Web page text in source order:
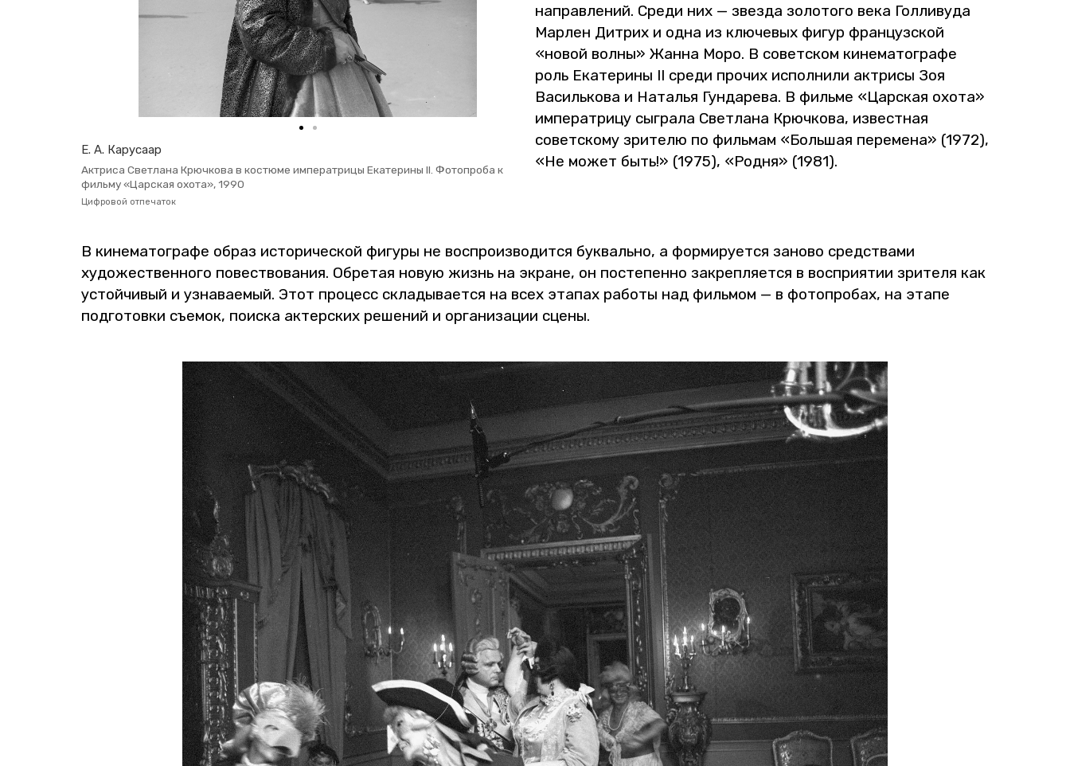
Е. А. Ка­ру­са­ар
Ак­три­са Свет­ла­на Крюч­ко­ва в ко­стю­ме им­пе­ра­три­цы Ека­те­ри­ны II. Фо­то­про­ба к
филь­му «Цар­ская охота», 1990
Циф­ро­вой от­пе­ча­ток
на­прав­ле­ний. Среди них — звез­да зо­ло­то­го века Гол­ли­ву­да
Мар­лен Дит­рих и одна из клю­че­вых фигур фран­цуз­ской
«новой волны» Жанна Моро. В со­вет­ском ки­не­ма­то­гра­фе
роль Ека­те­ри­ны II среди про­чих ис­пол­ни­ли ак­три­сы Зоя
Ва­силь­ко­ва и На­та­лья Гун­да­ре­ва. В филь­ме «Цар­ская охота»
им­пе­ра­три­цу сыг­ра­ла Свет­ла­на Крюч­ко­ва, из­вест­ная
со­вет­ско­му зри­те­лю по филь­мам «Боль­шая пе­ре­ме­на» (1972),
«Не может быть!» (1975), «Родня» (1981).
В ки­не­ма­то­гра­фе образ ис­то­ри­че­ской фи­гу­ры не вос­про­из­во­дит­ся бук­валь­но, а фор­ми­ру­ет­ся за­но­во сред­ства­ми
ху­до­же­ствен­но­го по­вест­во­ва­ния. Об­ре­тая новую жизнь на экране, он по­сте­пен­но за­креп­ля­ет­ся в вос­при­я­тии зри­те­ля как
устой­чи­вый и узна­ва­е­мый. Этот про­цесс скла­ды­ва­ет­ся на всех эта­пах ра­бо­ты над филь­мом — в фо­то­про­бах, на этапе
под­го­тов­ки съе­мок, по­ис­ка ак­тер­ских ре­ше­ний и ор­га­ни­за­ции сцены.